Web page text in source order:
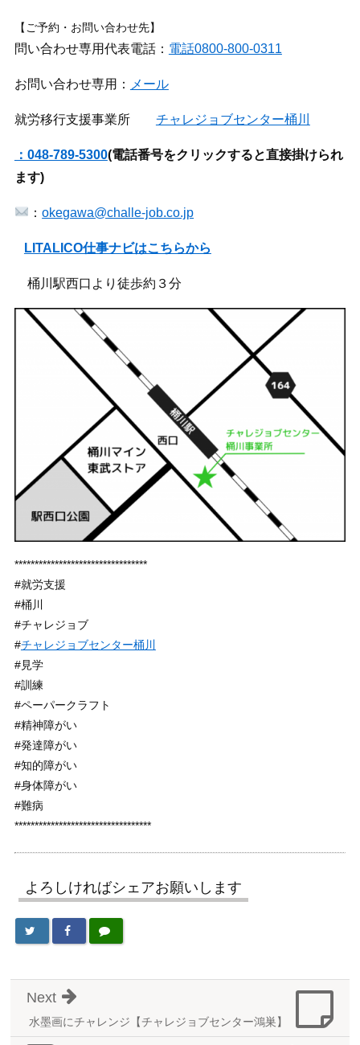
【ご予約・お問い合わせ先】
問い合わせ専用代表電話： 電話0800-800-0311
お問い合わせ専用： メール
就労移行支援事業所 チャレジョブセンター桶川
：048-789-5300(電話番号をクリックすると直接掛けられ
ます)
：okegawa@challe-job.co.jp
LITALICO仕事ナビはこちらから
桶川駅西口より徒歩約３分
*********************************
#就労支援
#桶川
#チャレジョブ
#チャレジョブセンター桶川
#見学
#訓練
#ペーパークラフト
#精神障がい
#発達障がい
#知的障がい
#身体障がい
#難病
**********************************
よろしければシェアお願いします
水墨画にチャレンジ【チャレジョブセンター鴻巣】
Next